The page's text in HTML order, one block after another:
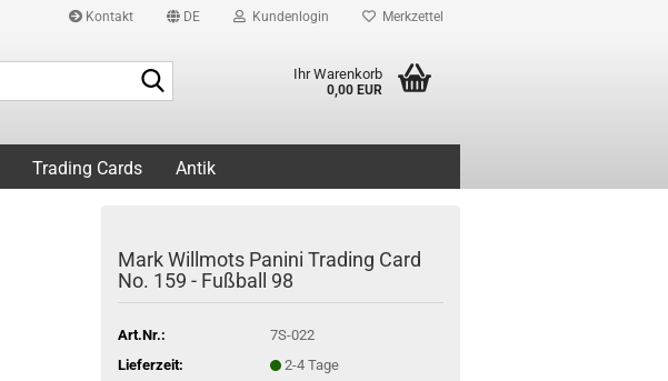
Kontakt DE Kundenlogin Merkzettel
Ihr Warenkorb
0,00 EUR
Trading Cards Antik
Mark Willmots Panini Trading Card
No. 159 - Fußball 98
Art.Nr.:
7S-022
Lieferzeit:
2-4 Tage